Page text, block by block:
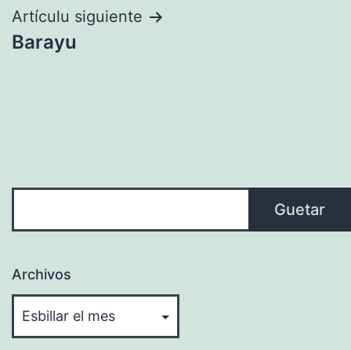
artículos
Artículu siguiente
Barayu
Guetar
Archivos